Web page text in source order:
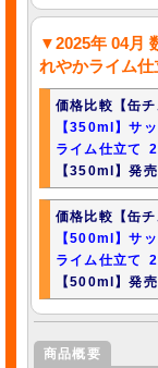
▼2025年 04月
れやかライム仕
価格比較【缶チ
【350ml】サ
ライム仕立て
【350ml】発
価格比較【缶チ
【500ml】サ
ライム仕立て
【500ml】発
商品概要